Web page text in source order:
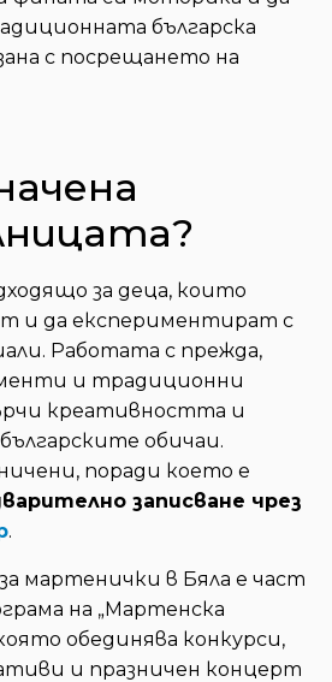
българска
с посрещането на
за деца, които
и да експериментират с
Работата с прежда,
и традиционни
креативността и
обичаи.
поради което е
записване чрез
.
мартенички в Бяла е част
на „Мартенска
обединява конкурси,
и празничен концерт